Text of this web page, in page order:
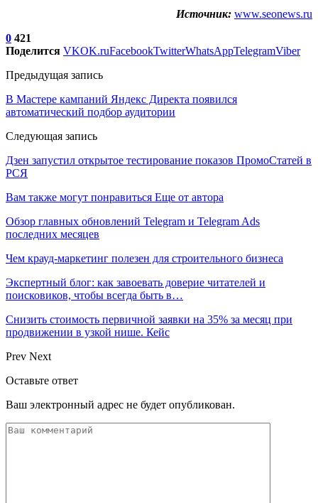
Источник: www.seonews.ru
0 421
Поделится VKOK.ruFacebookTwitterWhatsAppTelegramViber
Предыдущая запись
В Мастере кампаний Яндекс Директа появился
автоматический подбор аудитории
Следующая запись
Дзен запустил открытое тестирование показов ПромоСтатей в
РСЯ
Вам также могут понравиться Еще от автора
Обзор главных обновлений Telegram и Telegram Ads
последних месяцев
Чем крауд-маркетинг полезен для строительного бизнеса
Экспертный блог: как завоевать доверие читателей и
поисковиков, чтобы всегда быть в…
Снизить стоимость первичной заявки на 35% за месяц при
продвижении в узкой нише. Кейс
Prev Next
Оставьте ответ
Ваш электронный адрес не будет опубликован.